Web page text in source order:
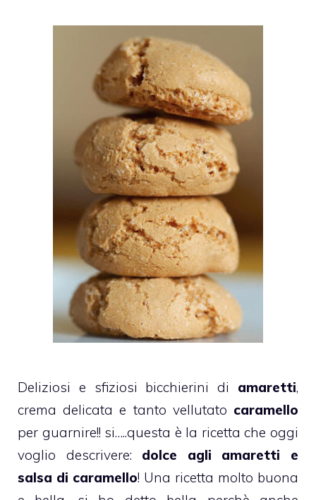
Deliziosi e sfiziosi bicchierini di amaretti,
crema delicata e tanto vellutato caramello
per guarnire!! si…..questa è la ricetta che oggi
voglio descrivere: dolce agli amaretti e
salsa di caramello! Una ricetta molto buona